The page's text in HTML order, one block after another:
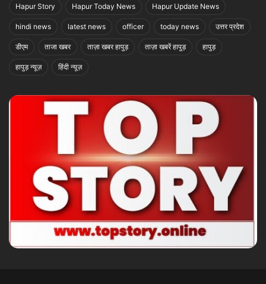
Hapur Story Hapur Today News Hapur Update News
hindi news latest news officer today news उत्तर प्रदेश
डीएम ताजा खबर ताज़ा खबर हापुड़ ताज़ा खबरें हापुड़ हापुड़
हापुड़ न्यूज़ हिंदी न्यूज़